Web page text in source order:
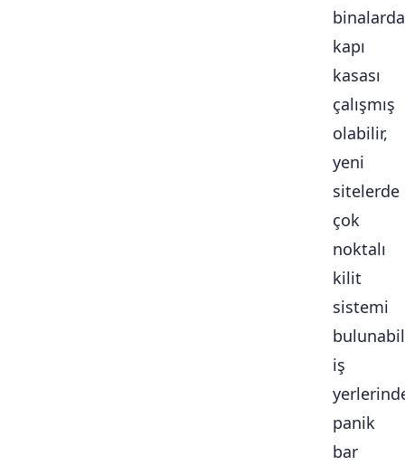
binalarda
kapı
kasası
çalışmış
olabilir,
yeni
sitelerde
çok
noktalı
kilit
sistemi
iş
panik
bar